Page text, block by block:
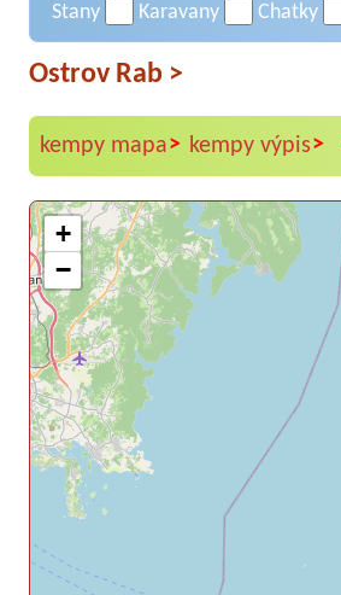
Stany Karavany Chatky
Ostrov Rab >
kempy mapa> kempy výpis>
+
−